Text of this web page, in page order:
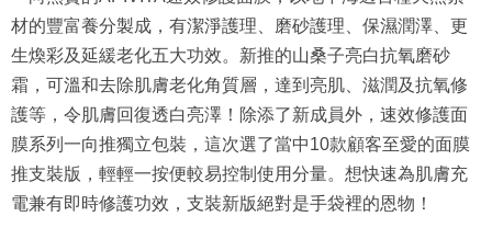
材的豐富養分製成，有潔淨護理、磨砂護理、保濕潤澤、更
生煥彩及延緩老化五大功效。新推的山桑子亮白抗氧磨砂
霜，可溫和去除肌膚老化角質層，達到亮肌、滋潤及抗氧修
護等，令肌膚回復透白亮澤！除添了新成員外，速效修護面
膜系列一向推獨立包裝，這次選了當中10款顧客至愛的面膜
推支裝版，輕輕一按便較易控制使用分量。想快速為肌膚充
電兼有即時修護功效，支裝新版絕對是手袋裡的恩物！